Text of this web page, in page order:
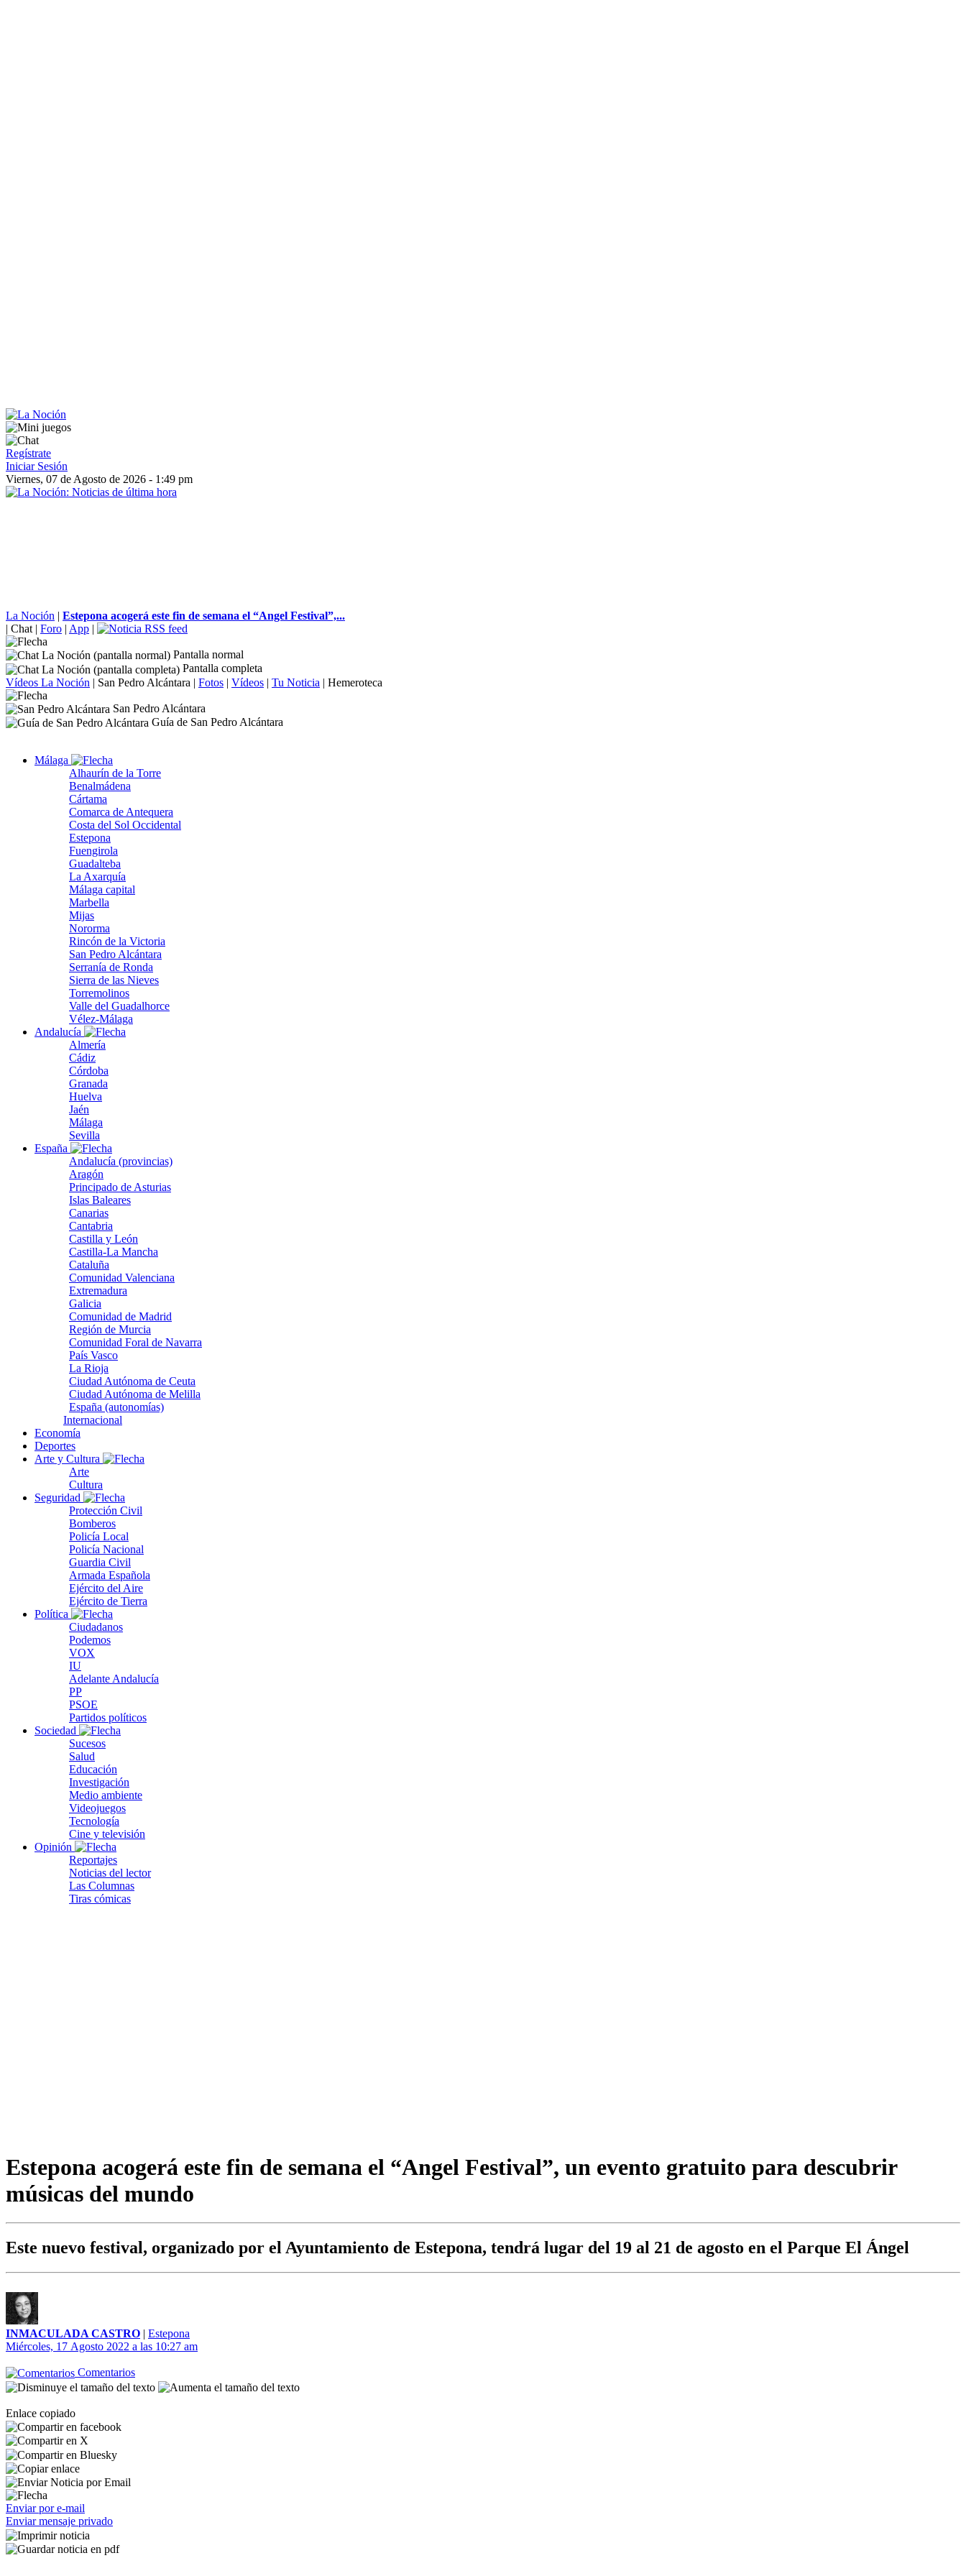
Regístrate
Iniciar Sesión
Viernes, 07 de Agosto de 2026 - 1:49 pm
La Noción | Estepona acogerá este fin de semana el “Angel Festival”,...
| Chat | Foro | App |
Pantalla normal
Pantalla completa
Vídeos La Noción | San Pedro Alcántara | Fotos | Vídeos | Tu Noticia | Hemeroteca
San Pedro Alcántara
Guía de San Pedro Alcántara
Málaga
Alhaurín de la Torre
Benalmádena
Cártama
Comarca de Antequera
Costa del Sol Occidental
Estepona
Fuengirola
Guadalteba
La Axarquía
Málaga capital
Marbella
Mijas
Nororma
Rincón de la Victoria
San Pedro Alcántara
Serranía de Ronda
Sierra de las Nieves
Torremolinos
Valle del Guadalhorce
Vélez-Málaga
Andalucía
Almería
Cádiz
Córdoba
Granada
Huelva
Jaén
Málaga
Sevilla
España
Andalucía (provincias)
Aragón
Principado de Asturias
Islas Baleares
Canarias
Cantabria
Castilla y León
Castilla-La Mancha
Cataluña
Comunidad Valenciana
Extremadura
Galicia
Comunidad de Madrid
Región de Murcia
Comunidad Foral de Navarra
País Vasco
La Rioja
Ciudad Autónoma de Ceuta
Ciudad Autónoma de Melilla
España (autonomías)
Internacional
Economía
Deportes
Arte y Cultura
Arte
Cultura
Seguridad
Protección Civil
Bomberos
Policía Local
Policía Nacional
Guardia Civil
Armada Española
Ejército del Aire
Ejército de Tierra
Política
Ciudadanos
Podemos
VOX
IU
Adelante Andalucía
PP
PSOE
Partidos políticos
Sociedad
Sucesos
Salud
Educación
Investigación
Medio ambiente
Videojuegos
Tecnología
Cine y televisión
Opinión
Reportajes
Noticias del lector
Las Columnas
Tiras cómicas
Estepona acogerá este fin de semana el “Angel Festival”, un evento gratuito para descubrir
músicas del mundo
Este nuevo festival, organizado por el Ayuntamiento de Estepona, tendrá lugar del 19 al 21 de agosto en el Parque El Ángel
INMACULADA CASTRO | Estepona
Miércoles, 17 Agosto 2022 a las 10:27 am
Comentarios
Enlace copiado
Enviar por e-mail
Enviar mensaje privado